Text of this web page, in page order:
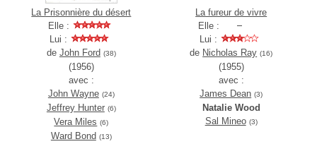
La Prisonnière du désert
Elle :
Lui :
de John Ford (38)
(1956)
avec :
John Wayne (24)
Jeffrey Hunter (6)
Vera Miles (6)
Ward Bond (13)
La fureur de vivre
Elle :
Lui :
de Nicholas Ray (16)
(1955)
avec :
James Dean (3)
Natalie Wood
Sal Mineo (3)